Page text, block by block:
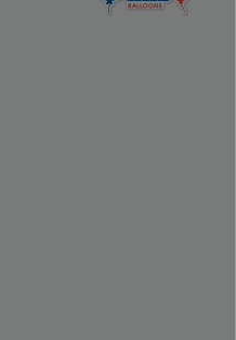
Wert ein oder